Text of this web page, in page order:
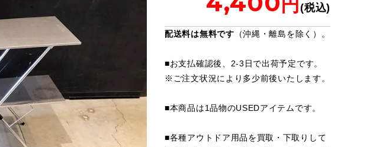
配送料は無料です （沖縄・離島を除く）。
■お支払確認後、2-3日で出荷予定です。
※ ご注文状況により多少前後いたします。
■本商品は1品物のUSEDアイテムです。
■各種アウトドア用品を買取・下取りして